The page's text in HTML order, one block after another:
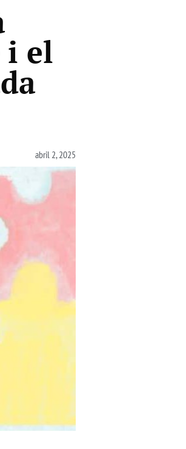
i el
abril 2, 2025